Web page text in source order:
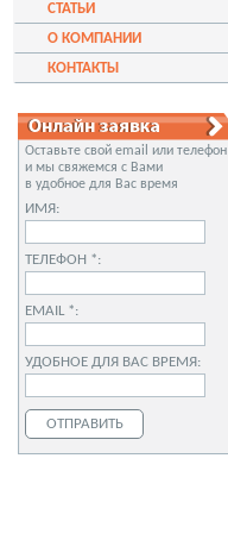
СТАТЬИ
О КОМПАНИИ
КОНТАКТЫ
Оставьте свой email или телефон
и мы свяжемся с Вами
в удобное для Вас время
ИМЯ:
ТЕЛЕФОН *:
EMAIL *:
УДОБНОЕ ДЛЯ ВАС ВРЕМЯ: